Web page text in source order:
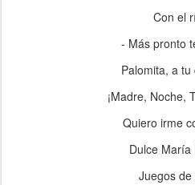
Con el
- Más pronto
Palomita, a
¡Madre, Noche,
Quiero irme
Dulce María
Juegos de